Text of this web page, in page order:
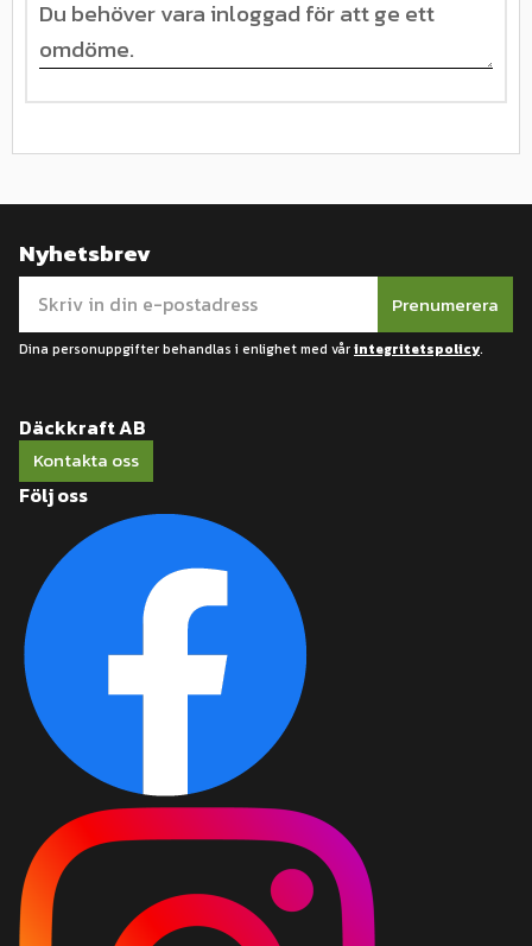
Nyhetsbrev
Prenumerera
Dina personuppgifter behandlas i enlighet med vårintegritetspolicy.
Däckkraft AB
Kontakta oss
Följ oss